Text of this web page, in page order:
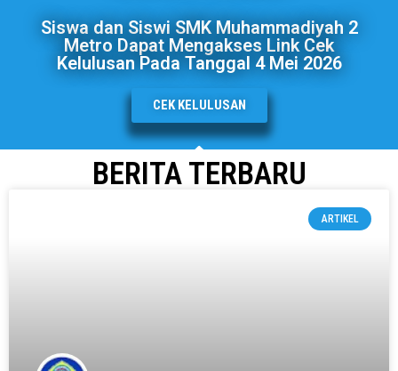
Siswa dan Siswi SMK Muhammadiyah 2
Metro Dapat Mengakses Link Cek
Kelulusan Pada Tanggal 4 Mei 2026
CEK KELULUSAN
BERITA TERBARU
ARTIKEL